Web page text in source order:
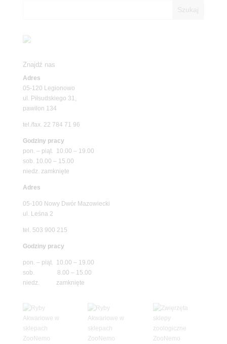
Znajdź nas
Adres
05-120 Legionowo
ul. Piłsudskiego 31,
pawilon 134
tel./fax. 22 784 71 96
Godziny pracy
pon. – piąt. 10.00 – 19.00
sob. 10.00 – 15.00
niedz. zamknięte
Adres
05-100 Nowy Dwór Mazowiecki
ul. Leśna 2
tel. 503 900 215
Godziny pracy
pon. – piąt. 10.00 – 19.00
sob. 8.00 – 15.00
niedz. zamknięte